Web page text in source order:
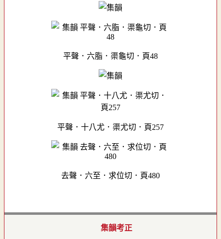
平聲．六脂．渠龜切．頁48
平聲．十八尤．渠尤切．頁257
去聲．六至．求位切．頁480
集韻考正